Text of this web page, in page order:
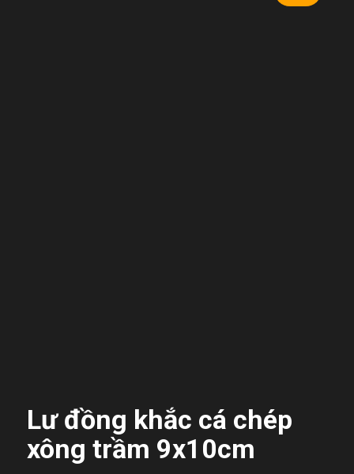
Lư đồng khắc cá chép
xông trầm 9x10cm